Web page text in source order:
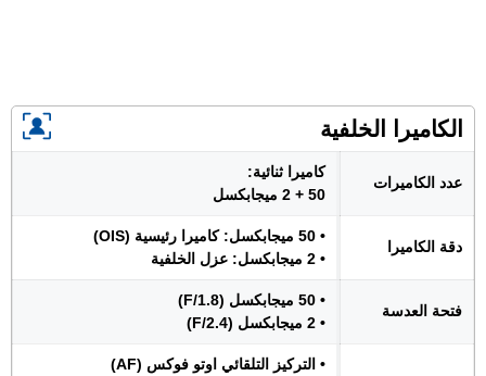
الكاميرا الخلفية
عدد الكاميرات
كاميرا ثنائية:
50 + 2 ميجابكسل
دقة الكاميرا
• 50 ميجابكسل: كاميرا رئيسية (OIS)
• 2 ميجابكسل: عزل الخلفية
فتحة العدسة
• 50 ميجابكسل (F/1.8)
• 2 ميجابكسل (F/2.4)
• التركيز التلقائي اوتو فوكس (AF)